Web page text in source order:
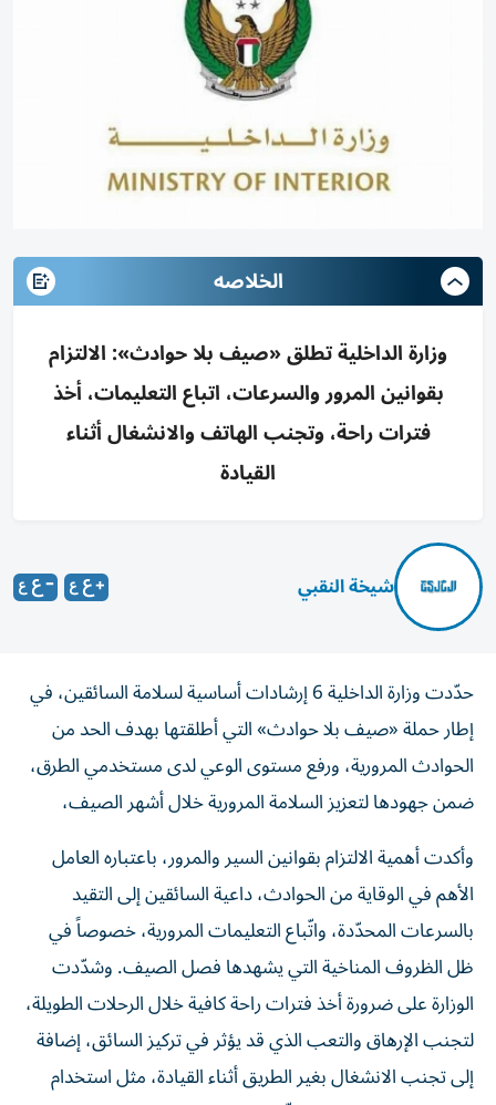
الخلاصه
وزارة الداخلية تطلق «صيف بلا حوادث»: الالتزام
بقوانين المرور والسرعات، اتباع التعليمات، أخذ
فترات راحة، وتجنب الهاتف والانشغال أثناء
القيادة
شيخة النقبي
حدّدت وزارة الداخلية 6 إرشادات أساسية لسلامة السائقين، في
إطار حملة «صيف بلا حوادث» التي أطلقتها بهدف الحد من
الحوادث المرورية، ورفع مستوى الوعي لدى مستخدمي الطرق،
ضمن جهودها لتعزيز السلامة المرورية خلال أشهر الصيف،
وأكدت أهمية الالتزام بقوانين السير والمرور، باعتباره العامل
الأهم في الوقاية من الحوادث، داعية السائقين إلى التقيد
بالسرعات المحدّدة، واتّباع التعليمات المرورية، خصوصاً في
ظل الظروف المناخية التي يشهدها فصل الصيف. وشدّدت
الوزارة على ضرورة أخذ فترات راحة كافية خلال الرحلات الطويلة،
لتجنب الإرهاق والتعب الذي قد يؤثر في تركيز السائق، إضافة
إلى تجنب الانشغال بغير الطريق أثناء القيادة، مثل استخدام